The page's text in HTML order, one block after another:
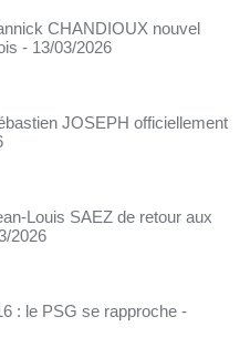
CHANDIOUX nouvel
- 13/03/2026
JOSEPH officiellement
Louis SAEZ de retour aux
2026
: le PSG se rapproche -